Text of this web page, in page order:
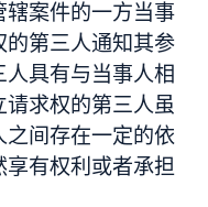
辖案件的一方当事
的第三人通知其参
具有与当事人相
求权的第三人虽
间存在一定的依
有权利或者承担